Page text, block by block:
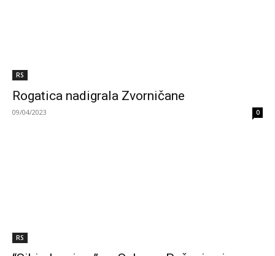
RS
Rogatica nadigrala Zvorničane
09/04/2023 0
RS